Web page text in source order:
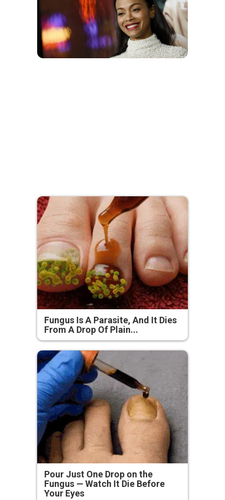
Fungus Is A Parasite, And It Dies
From A Drop Of Plain...
Pour Just One Drop on the
Fungus — Watch It Die Before
Your Eyes